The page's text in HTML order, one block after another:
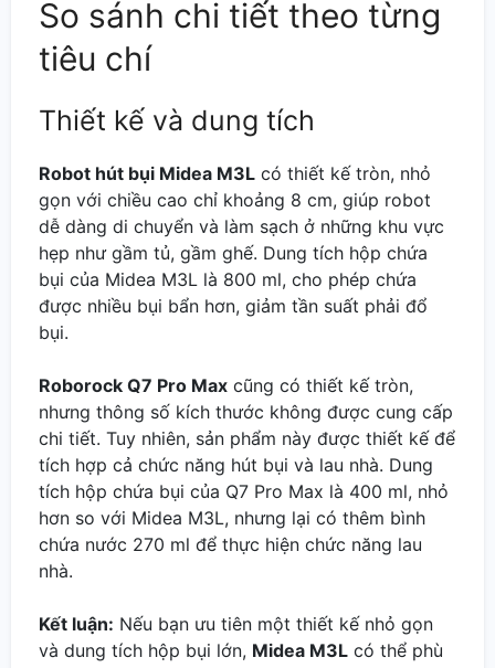
So sánh chi tiết theo từng
tiêu chí
Thiết kế và dung tích
Robot hút bụi Midea M3L có thiết kế tròn, nhỏ
gọn với chiều cao chỉ khoảng 8 cm, giúp robot
dễ dàng di chuyển và làm sạch ở những khu vực
hẹp như gầm tủ, gầm ghế. Dung tích hộp chứa
bụi của Midea M3L là 800 ml, cho phép chứa
được nhiều bụi bẩn hơn, giảm tần suất phải đổ
bụi.
Roborock Q7 Pro Max cũng có thiết kế tròn,
nhưng thông số kích thước không được cung cấp
chi tiết. Tuy nhiên, sản phẩm này được thiết kế để
tích hợp cả chức năng hút bụi và lau nhà. Dung
tích hộp chứa bụi của Q7 Pro Max là 400 ml, nhỏ
hơn so với Midea M3L, nhưng lại có thêm bình
chứa nước 270 ml để thực hiện chức năng lau
nhà.
Kết luận: Nếu bạn ưu tiên một thiết kế nhỏ gọn
và dung tích hộp bụi lớn, Midea M3L có thể phù